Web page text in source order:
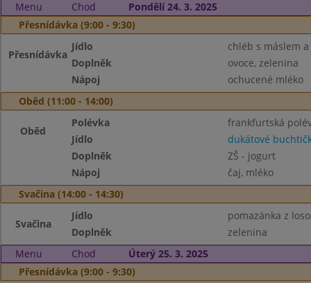
Menu Chod
Pondělí 24. 3. 2025
Přesnídávka (9:00 - 9:30)
Přesnídávka
Jídlo
chléb s máslem
Doplněk
ovoce, zelenina
Nápoj
ochucené mléko
Oběd (11:00 - 14:00)
Oběd
Polévka
frankfurtská
Jídlo
dukátové
Doplněk
ZŠ - jogurt
Nápoj
čaj, mléko
Svačina (14:00 - 14:30)
Svačina
Jídlo
pomazánka z
Doplněk
zelenina
Menu
Chod
Úterý 25. 3. 2025
Přesnídávka (9:00 - 9:30)